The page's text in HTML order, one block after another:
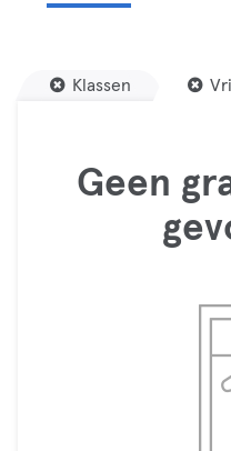
Klassen
Geen